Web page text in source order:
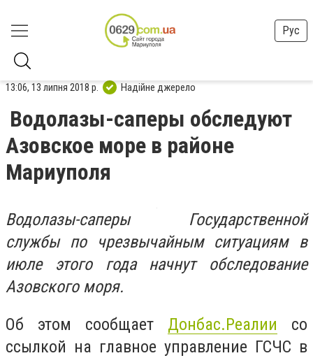
Рус
13:06, 13 липня 2018 р. Надійне джерело
Водолазы-саперы обследуют
Азовское море в районе
Мариуполя
Водолазы-саперы Государственной
службы по чрезвычайным ситуациям в
июле этого года начнут обследование
Азовского моря.
Об этом сообщает Донбас.Реалии со
ссылкой на главное управление ГСЧС в